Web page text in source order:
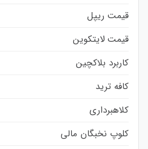
قیمت ریپل
قیمت لایتکوین
کاربرد بلاکچین
کافه ترید
کلاهبرداری
کلوپ نخبگان مالی